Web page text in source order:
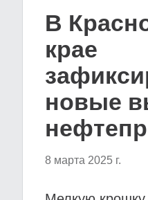
В
крае
новые
8 марта 2025 г.